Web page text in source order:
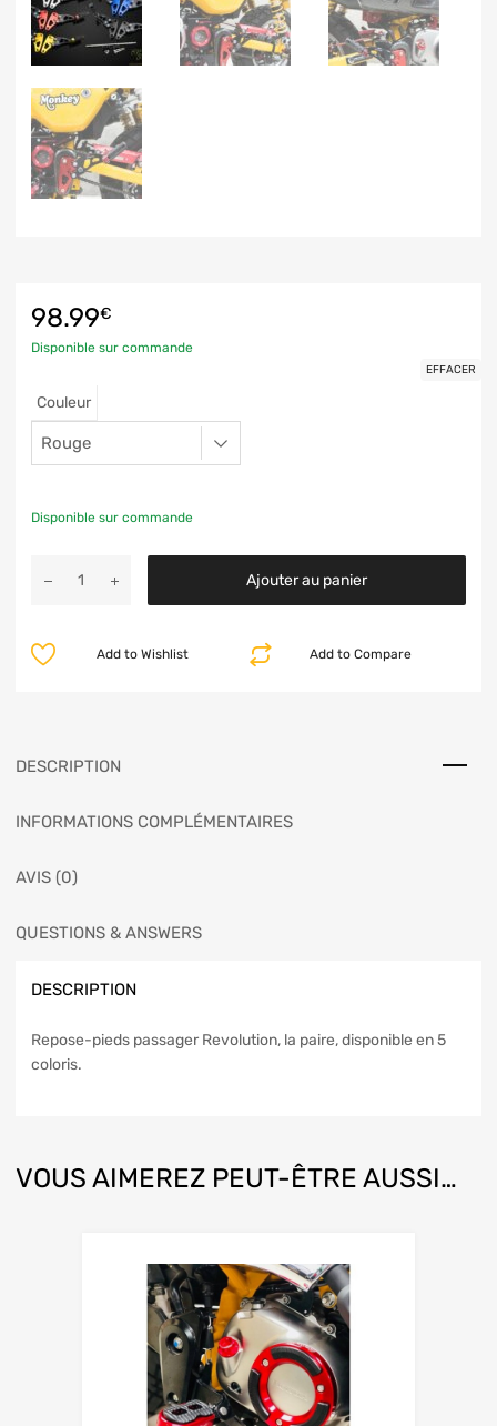
98.99€
Disponible sur commande
Couleur
EFFACER
Disponible sur commande
Ajouter au panier
Add to Compare
Add to Wishlist
DESCRIPTION
INFORMATIONS COMPLÉMENTAIRES
AVIS (0)
QUESTIONS & ANSWERS
DESCRIPTION
Repose-pieds passager Revolution, la paire, disponible en 5
coloris.
VOUS AIMEREZ PEUT-ÊTRE AUSSI…